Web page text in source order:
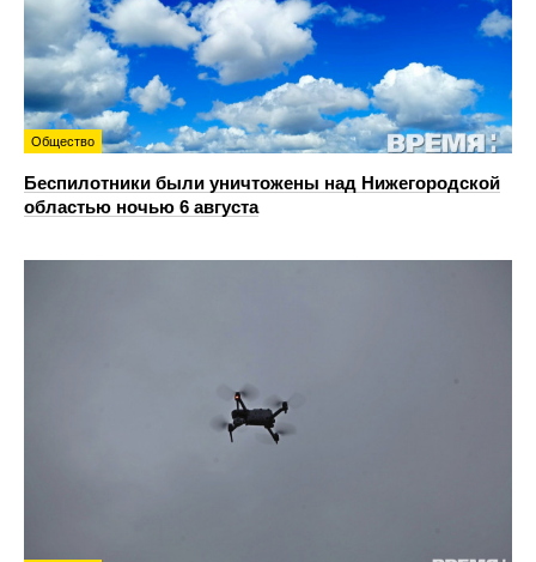
Общество
Беспилотники были уничтожены над Нижегородской
областью ночью 6 августа